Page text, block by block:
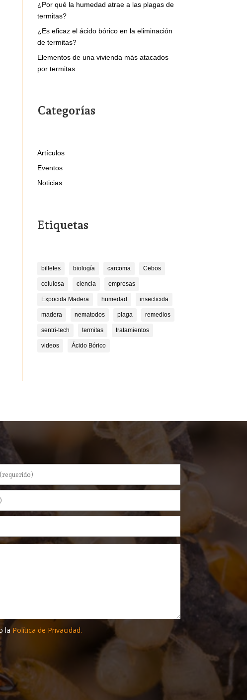
¿Por qué la humedad atrae a las plagas de
termitas?
¿Es eficaz el ácido bórico en la eliminación
de termitas?
Elementos de una vivienda más atacados
por termitas
Categorías
Artículos
Eventos
Noticias
Etiquetas
billetes biología carcoma Cebos
celulosa ciencia empresas
Expocida Madera humedad insecticida
madera nematodos plaga remedios
sentri-tech termitas tratamientos
videos Ácido Bórico
la Política de Privacidad.